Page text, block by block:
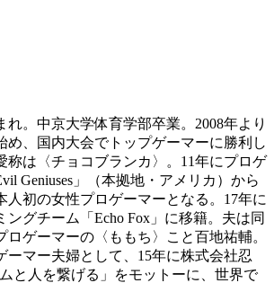
れ。中京大学体育学部卒業。2008年より
め、国内大会でトップゲーマーに勝利し
称は〈チョコブランカ〉。11年にプロゲ
Geniuses」（本拠地・アメリカ）から
人初の女性プロゲーマーとなる。17年に
ングチーム「Echo Fox」に移籍。夫は同
ロゲーマーの〈ももち〉こと百地祐輔。
ーマー夫婦として、15年に株式会社忍
と人を繋げる」をモットーに、世界で